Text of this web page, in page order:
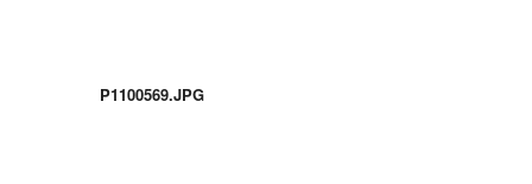
P1100569.JPG